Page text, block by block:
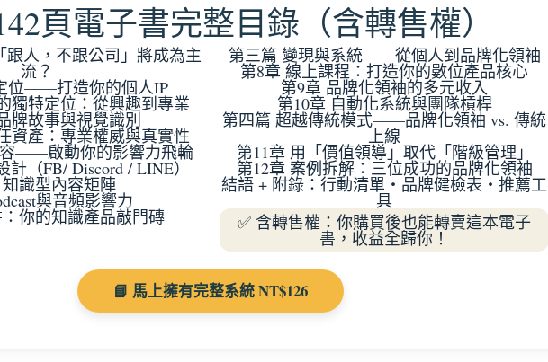
頁電子書完整目錄（含轉售權）
人，不跟公司」將成為主
流？
位——打造你的個人IP
獨特定位：從興趣到專業
牌故事與視覺識別
資產：專業權威與真實性
——啟動你的影響力飛輪
（FB/ Discord / LINE）
識型內容矩陣
與音頻影響力
你的知識產品敲門磚
第三篇 變現與系統——從個人到品牌化領袖
第8章 線上課程：打造你的數位產品核心
第9章 品牌化領袖的多元收入
第10章 自動化系統與團隊槓桿
第四篇 超越傳統模式——品牌化領袖 vs. 傳統
上線
第11章 用「價值領導」取代「階級管理」
第12章 案例拆解：三位成功的品牌化領袖
結語 + 附錄：行動清單・品牌健檢表・推薦工
具
✅ 含轉售權：你購買後也能轉賣這本電子
書，收益全歸你！
📘 馬上擁有完整系統 NT$126